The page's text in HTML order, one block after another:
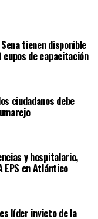
tienen disponible
de capacitación
ciudadanos debe
y hospitalario,
EPS en Atlántico
líder invicto de la